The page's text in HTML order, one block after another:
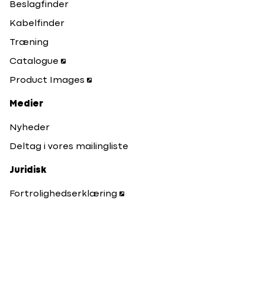
Beslagfinder
Kabelfinder
Træning
Catalogue
Product Images
Medier
Nyheder
Deltag i vores mailingliste
Juridisk
Fortrolighedserklæring